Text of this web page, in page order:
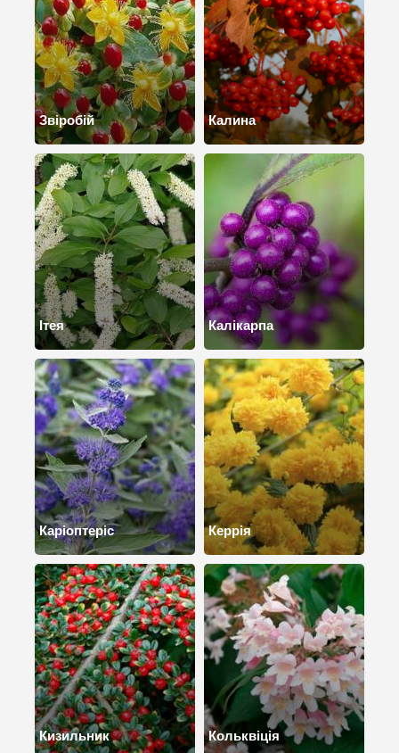
Звіробій Калина
Ітея Калікарпа
Каріоптеріс Керрія
Кизильник Кольквіція